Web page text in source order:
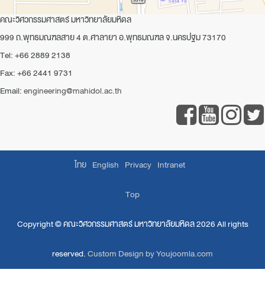
คณะวิศวกรรมศาสตร์ มหาวิทยาลัยมหิดล
999 ถ.พุทธมณฑลสาย 4 ต.ศาลายา อ.พุทธมณฑล จ.นครปฐม 73170
Tel: +66 2889 2138
Fax: +66 2441 9731
Email:engineering@mahidol.ac.th
ไทย English Privacy Intranet
Top
Copyright ©คณะวิศวกรรมศาสตร์ มหาวิทยาลัยมหิดล2026 All rights
reserved.Custom Design by Youjoomla.com